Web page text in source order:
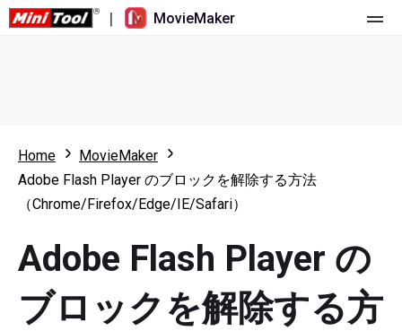
| MovieMaker
更新履歴
マルチトラック動画編集
アスペクト比
リソース
ビデオ編集のヒント
画面録画ツール
動画変換ツール
Home
MovieMaker
Adobe Flash Player のブロックを解除する方法
（Chrome/Firefox/Edge/IE/Safari）
Adobe Flash Player の
ブロックを解除する方